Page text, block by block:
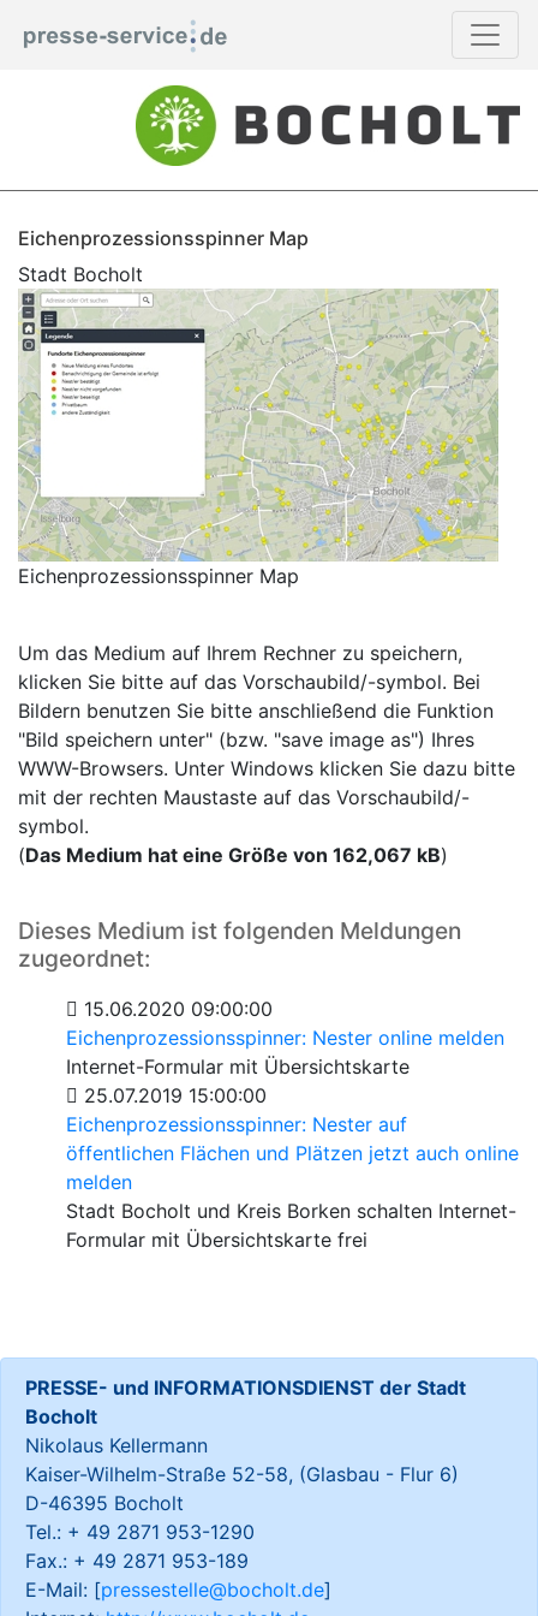
Eichenprozessionsspinner Map
Stadt Bocholt
Eichenprozessionsspinner Map
Um das Medium auf Ihrem Rechner zu speichern,
klicken Sie bitte auf das Vorschaubild/-symbol. Bei
Bildern benutzen Sie bitte anschließend die Funktion
"Bild speichern unter" (bzw. "save image as") Ihres
WWW-Browsers. Unter Windows klicken Sie dazu bitte
mit der rechten Maustaste auf das Vorschaubild/-
symbol.
(Das Medium hat eine Größe von 162,067 kB)
Dieses Medium ist folgenden Meldungen
zugeordnet:
15.06.2020 09:00:00
Eichenprozessionsspinner: Nester online melden
Internet-Formular mit Übersichtskarte
25.07.2019 15:00:00
Eichenprozessionsspinner: Nester auf
öffentlichen Flächen und Plätzen jetzt auch online
melden
Stadt Bocholt und Kreis Borken schalten Internet-
Formular mit Übersichtskarte frei
PRESSE- und INFORMATIONSDIENST der Stadt
Bocholt
Nikolaus Kellermann
Kaiser-Wilhelm-Straße 52-58, (Glasbau - Flur 6)
D-46395 Bocholt
Tel.: + 49 2871 953-1290
Fax.: + 49 2871 953-189
E-Mail: [pressestelle@bocholt.de]